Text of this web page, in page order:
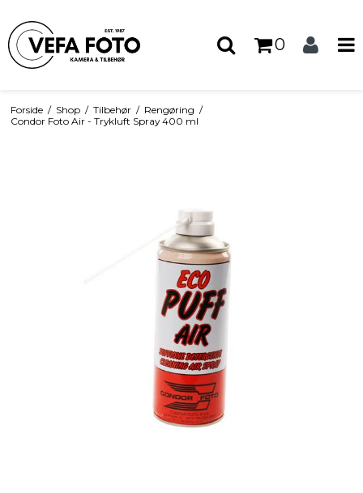
0
Forside / Shop / Tilbehør / Rengøring /
Condor Foto Air - Trykluft Spray 400 ml